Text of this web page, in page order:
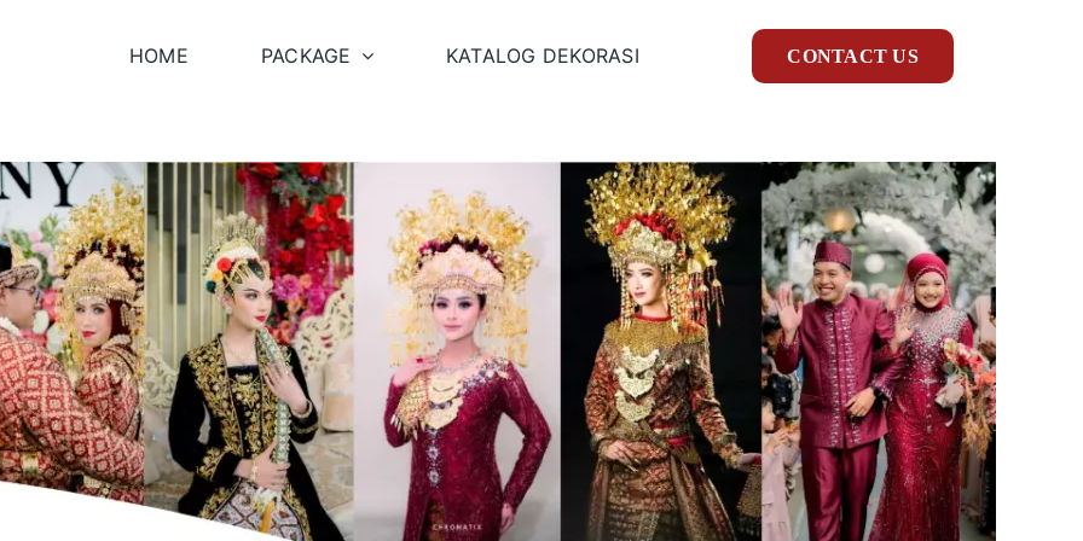
HOME PACKAGE KATALOG DEKORASI CONTACT US